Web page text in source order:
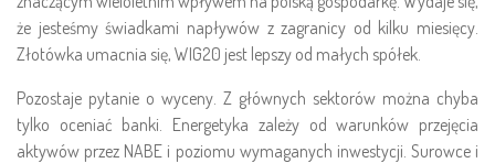
że jesteśmy świadkami napływów z zagranicy od kilku miesięcy.
Złotówka umacnia się, WIG20 jest lepszy od małych spółek.
Pozostaje pytanie o wyceny. Z głównych sektorów można chyba
tylko oceniać banki. Energetyka zależy od warunków przejęcia
aktywów przez NABE i poziomu wymaganych inwestycji. Surowce i